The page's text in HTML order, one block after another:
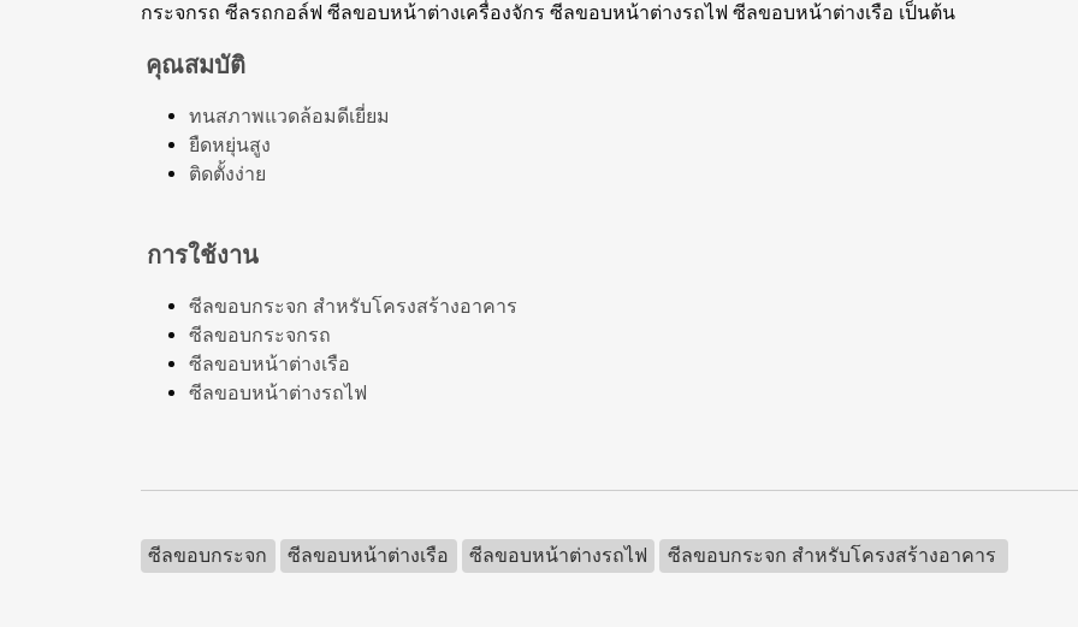
กระจกรถ ซีลรถกอล์ฟ ซีลขอบหน้าต่างเครื่องจักร ซีลขอบหน้าต่างรถไฟ ซีลขอบหน้าต่างเรือ เป็นต้น
คุณสมบัติ
ทนสภาพแวดล้อมดีเยี่ยม
ยืดหยุ่นสูง
ติดตั้งง่าย
การใช้งาน
ซีลขอบกระจก สำหรับโครงสร้างอาคาร
ซีลขอบกระจกรถ
ซีลขอบหน้าต่างเรือ
ซีลขอบหน้าต่างรถไฟ
ซีลขอบกระจก ซีลขอบหน้าต่างเรือ ซีลขอบหน้าต่างรถไฟ ซีลขอบกระจก สำหรับโครงสร้างอาคาร